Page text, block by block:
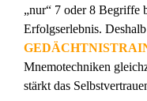
„nur“ 7 oder 8 Begriffe
Erfolgserlebnis.
Mnemotechniken
stärkt das